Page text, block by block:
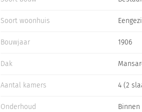
voorzien van verwarming (thans in gebruik
Soort woonhuis
Bouwjaar 1906
Dak
Aantal kamers 4 (2
Onderhoud